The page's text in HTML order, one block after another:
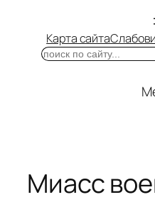
Карта сайта
Поиск
Миасс